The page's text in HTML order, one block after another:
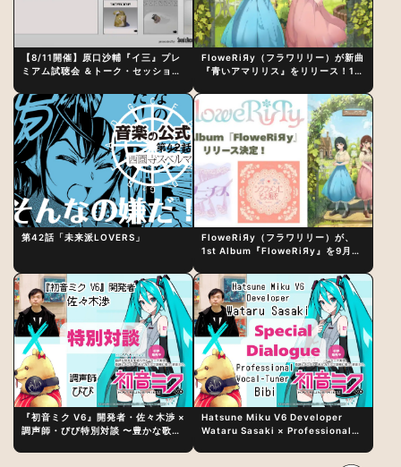
【8/11開催】原口沙輔『イ三』プレ
ミアム試聴会 ＆トーク・セッション
制作秘話
FloweRiЯy（フラワリリー）が新曲
『青いアマリリス』をリリース！1st
第42話「未来派LOVERS」
FloweRiЯy（フラワリリー）が、
1st Album『FloweRiЯy』を9月23
『初音ミク V6』開発者・佐々木渉 ×
調声師・びび特別対談 〜豊かな歌声
Hatsune Miku V6 Developer
Wataru Sasaki × Professional